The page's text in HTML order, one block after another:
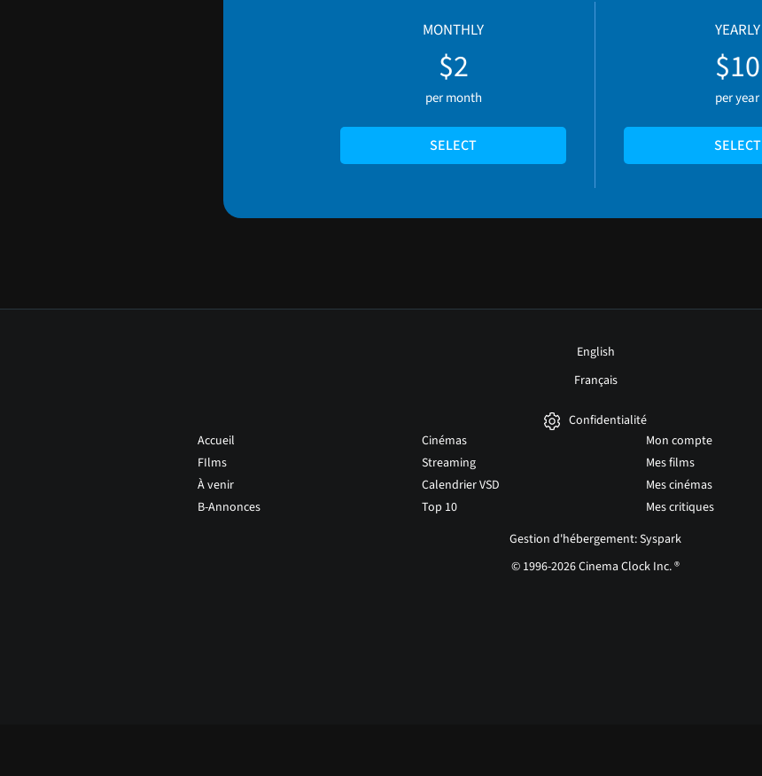
MONTHLY
$2
per month
SELECT
YEARLY
$10
per year
SELECT
English
Français
Confidentialité
Accueil
FIlms
À venir
B-Annonces
Cinémas
Streaming
Calendrier VSD
Top 10
Mon compte
Mes films
Mes cinémas
Mes critiques
Gestion d'hébergement: Syspark
© 1996-2026 Cinema Clock Inc. ®